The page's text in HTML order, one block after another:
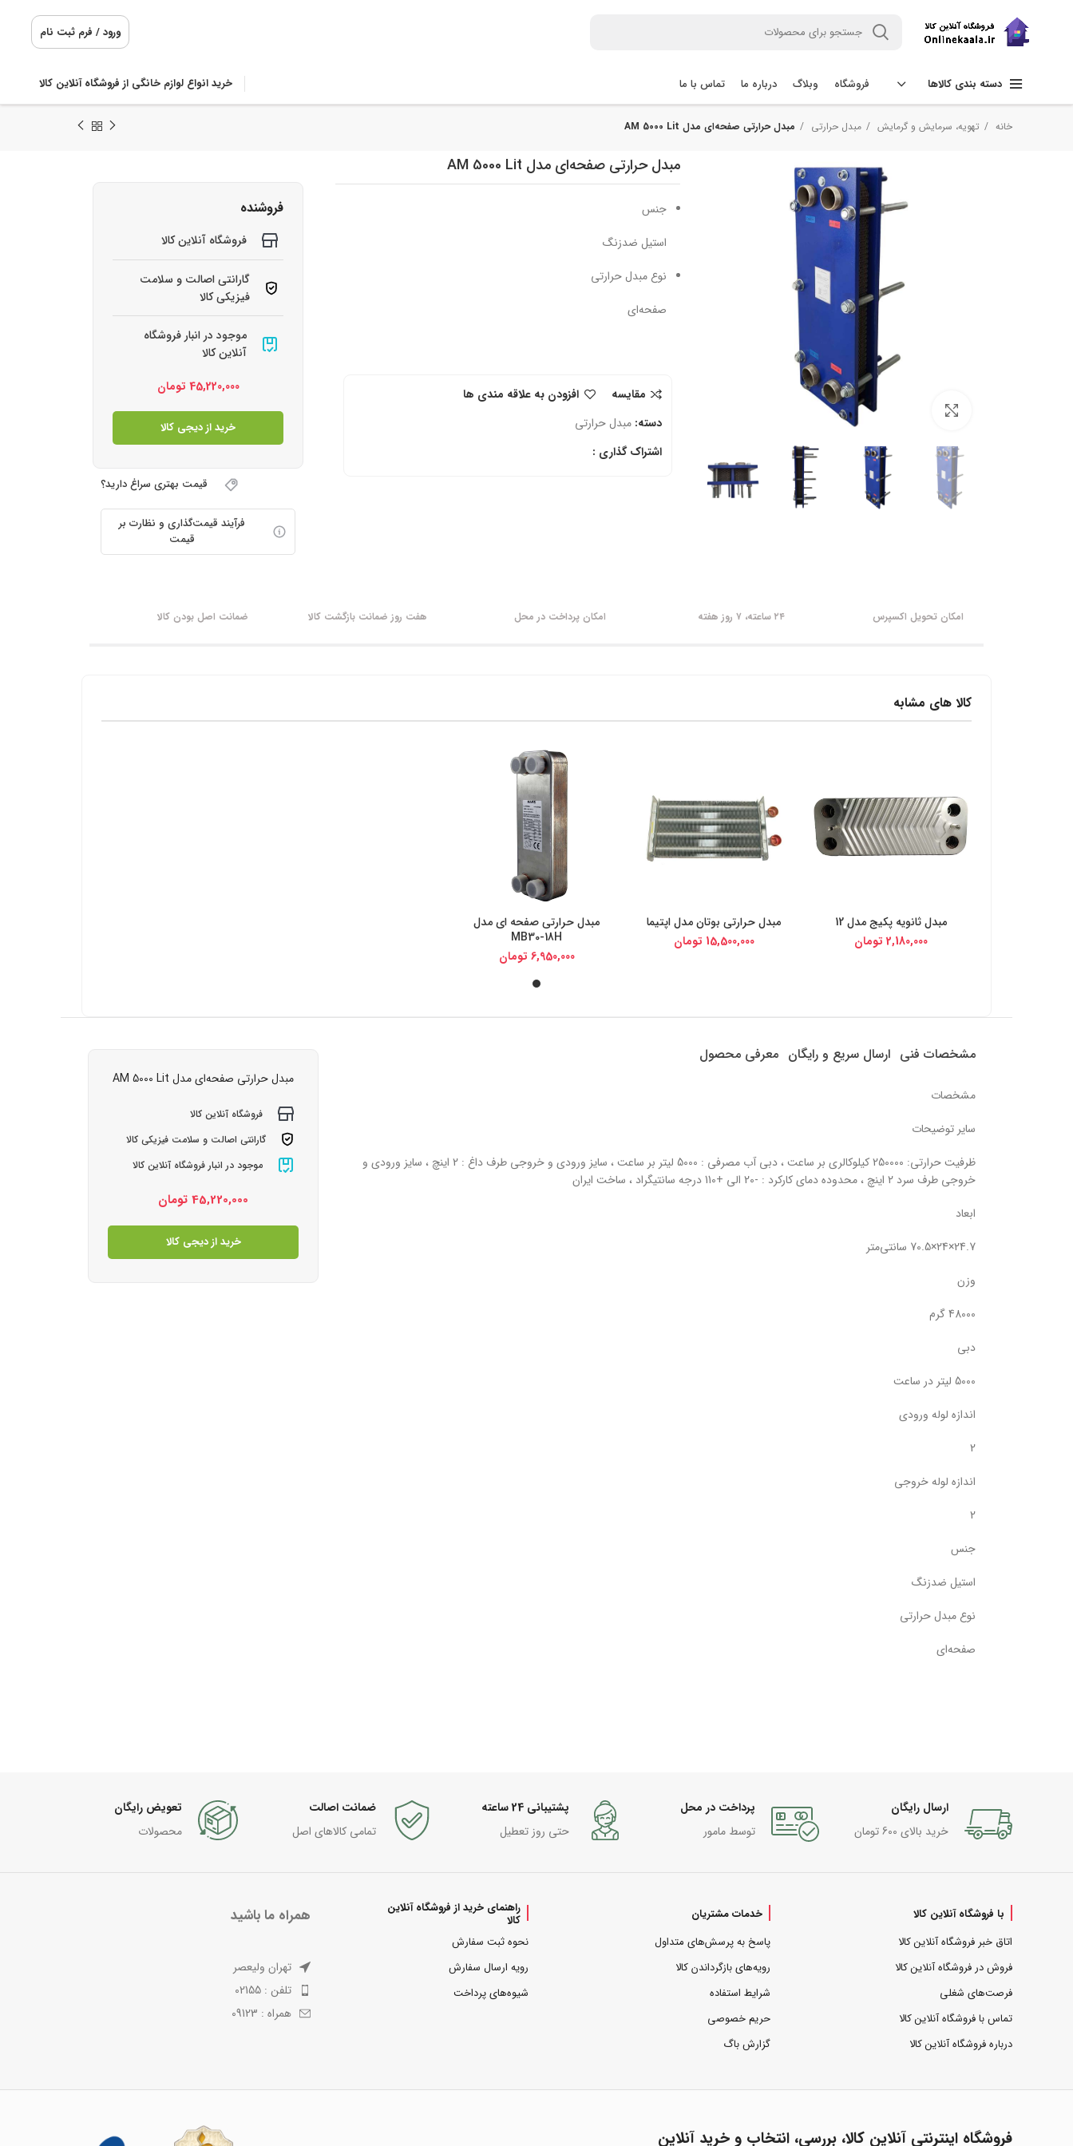
ورود / فرم ثبت نام
دسته بندی کالاها فروشگاه وبلاگ درباره ما تماس با ما خرید انواع لوازم خانگی از فروشگاه آنلاین کالا
خانه تهویه، سرمایش و گرمایش مبدل حرارتی مبدل حرارتی صفحه‌ای مدل AM 5000 Lit
برای بزرگنمایی کلیک کنید
مبدل حرارتی صفحه‌ای مدل AM 5000 Lit
جنس
استیل ضدزنگ
نوع مبدل حرارتی
صفحه‌ای
مقایسه
افزودن به علاقه مندی ها
دسته: مبدل حرارتی
اشتراک گذاری :
فروشنده
فروشگاه آنلاین کالا
گارانتی اصالت و سلامت
فیزیکی کالا
موجود در انبار فروشگاه
آنلاین کالا
45,220,000 تومان
خرید از دیجی کالا
قیمت بهتری سراغ دارید؟
فرآیند قیمت‌گذاری و نظارت بر
قیمت
امکان تحویل اکسپرس ۲۴ ساعته، ۷ روز هفته امکان پرداخت در محل هفت روز ضمانت بازگشت کالا ضمانت اصل بودن کالا
کالا های مشابه
خرید از دیجی کالا
مبدل ثانویه پکیج مدل 12
2,180,000 تومان
خرید از دیجی کالا
مبدل حرارتی بوتان مدل اپتیما
15,500,000 تومان
خرید از دیجی کالا
مبدل حرارتی صفحه ای مدل
MB30-18H
6,950,000 تومان
مشخصات فنی ارسال سریع و رایگان معرفی محصول
مشخصات
سایر توضیحات
ظرفیت حرارتی: 250000 کیلوکالری بر ساعت ، دبی آب مصرفی : 5000 لیتر بر ساعت ، سایز ورودی و خروجی طرف داغ : 2 اینچ ، سایز ورودی و
خروجی طرف سرد 2 اینچ ، محدوده دمای کارکرد : -20 الی +110 درجه سانتیگراد ، ساخت ایران
ابعاد
24.7×24×70.5 سانتی‌متر
وزن
48000 گرم
دبی
5000 لیتر در ساعت
اندازه لوله ورودی
2
اندازه لوله خروجی
2
جنس
استیل ضدزنگ
نوع مبدل حرارتی
صفحه‌ای
مبدل حرارتی صفحه‌ای مدل AM 5000 Lit
فروشگاه آنلاین کالا
گارانتی اصالت و سلامت فیزیکی کالا
موجود در انبار فروشگاه آنلاین کالا
45,220,000 تومان
خرید از دیجی کالا
ارسال رایگان
خرید بالای 600 تومان
پرداخت در محل
توسط مامور
پشتیبانی 24 ساعته
حتی روز تعطیل
ضمانت اصالت
تمامی کالاهای اصل
تعویض رایگان
محصولات
با فروشگاه آنلاین کالا
اتاق خبر فروشگاه آنلاین کالا
فروش در فروشگاه آنلاین کالا
فرصت‌های شغلی
تماس با فروشگاه آنلاین کالا
درباره فروشگاه آنلاین کالا
خدمات مشتریان
پاسخ به پرسش‌های متداول
رویه‌های بازگرداندن کالا
شرایط استفاده
حریم خصوصی
گزارش باگ
راهنمای خرید از فروشگاه آنلاین
کالا
نحوه ثبت سفارش
رویه ارسال سفارش
شیوه‌های پرداخت
همراه ما باشید
تهران ولیعصر
تلفن : 02155
همراه : 09123
فروشگاه اینترنتی آنلاین کالا، بررسی، انتخاب و خرید آنلاین